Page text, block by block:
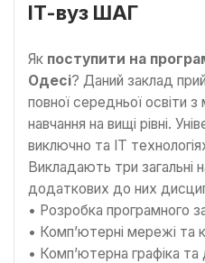
ІТ-вуз ШАГ
Як поступити на
Одесі? Даний заклад
повної середньої освіти
навчання на вищі рівні.
виключно та ІТ
Викладають три загальні
додаткових до них
• Розробка програмного
• Комп’ютерні мережі та
• Комп’ютерна графіка та